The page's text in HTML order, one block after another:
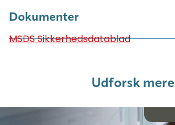
Dokumenter
MSDS Sikkerhedsdatablad
Udforsk mere